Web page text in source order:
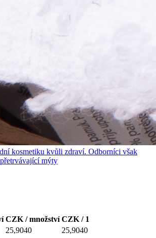
kosmetiku kvůli zdraví. Odborníci však
mýty
CZK / množství CZK / 1
25,9040
25,9040